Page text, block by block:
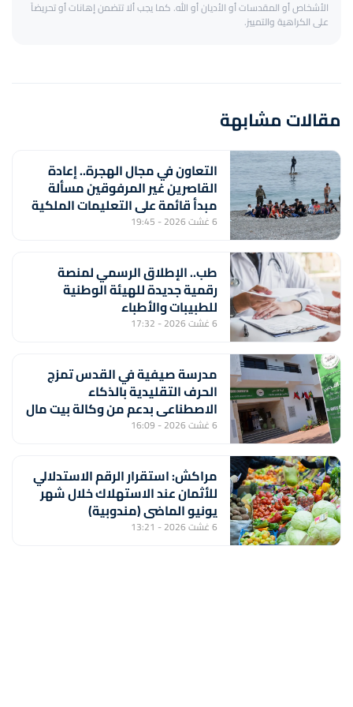
الأشخاص أو المقدسات أو الأديان أو الله. كما يجب ألا تتضمن إهانات أو تحريضاً
على الكراهية والتمييز.
مقالات مشابهة
التعاون في مجال الهجرة.. إعادة
القاصرين غير المرفوقين مسألة
مبدأ قائمة على التعليمات الملكية
السامية (مصدر دبلوماسي)
6 غشت 2026 - 19:45
طب.. الإطلاق الرسمي لمنصة
رقمية جديدة للهيئة الوطنية
للطبيبات والأطباء
6 غشت 2026 - 17:32
مدرسة صيفية في القدس تمزج
الحرف التقليدية بالذكاء
الاصطناعي بدعم من وكالة بيت مال
القدس الشريف
6 غشت 2026 - 16:09
مراكش: استقرار الرقم الاستدلالي
للأثمان عند الاستهلاك خلال شهر
يونيو الماضي (مندوبية)
6 غشت 2026 - 13:21